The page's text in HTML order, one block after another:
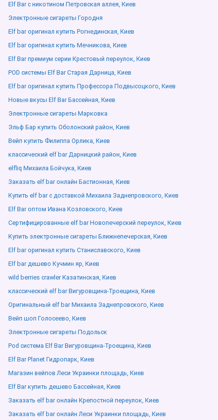
Elf Bar с никотином Петровская аллея, Киев
Электронные сигареты Городня
Elf bar оригинал купить Рогнединская, Киев
Elf bar оригинал купить Мечникова, Киев
Elf Bar премиум серии Крестовый переулок, Киев
POD системы Elf Bar Старая Дарница, Киев
Elf bar оригинал купить Профессора Подвысоцкого, Киев
Новые вкусы Elf Bar Бассейная, Киев
Электронные сигареты Марковка
Эльф Бар купить Оболонский район, Киев
Вейп купить Филиппа Орлика, Киев
классический elf bar Дарницкий район, Киев
elfliq Михаила Бойчука, Киев
Заказать elf bar онлайн Бастионная, Киев
Купить elf bar с доставкой Михаила Заднепровского, Киев
Elf Bar оптом Ивана Козловского, Киев
Сертифицированные elf bar Новопечерский переулок, Киев
Купить электронные сигареты Ближнепечерская, Киев
Elf bar оригинал купить Станиславского, Киев
Elf bar дешево Кучмин яр, Киев
wild berries crawler Казатинская, Киев
классический elf bar Вигуровщина-Троещина, Киев
Оригинальный elf bar Михаила Заднепровского, Киев
Вейп шоп Голосеево, Киев
Электронные сигареты Подольск
Pod система Elf Bar Вигуровщина-Троещина, Киев
Elf Bar Planet Гидропарк, Киев
Магазин вейпов Леси Украинки площадь, Киев
Elf Bar купить дешево Бассейная, Киев
Заказать elf bar онлайн Крепостной переулок, Киев
Заказать elf bar онлайн Леси Украинки площадь, Киев